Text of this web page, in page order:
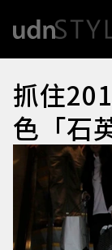
抓住
色「石